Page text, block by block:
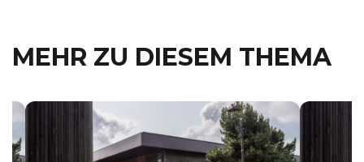
MEHR ZU DIESEM THEMA